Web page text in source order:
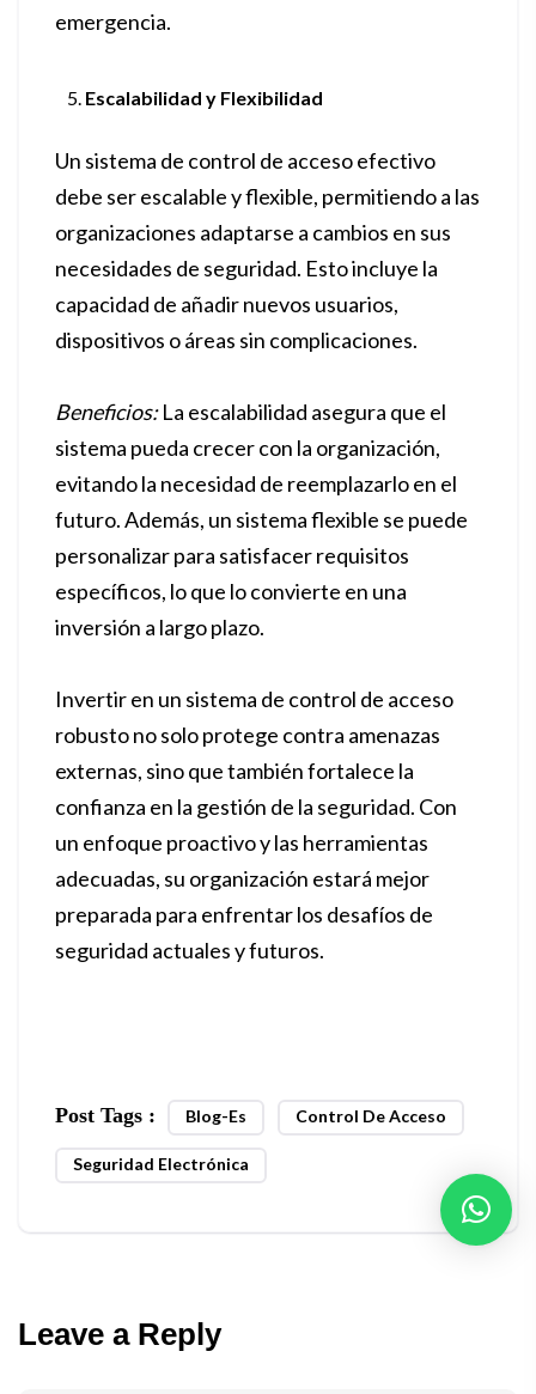
emergencia.
Escalabilidad y Flexibilidad
Un sistema de control de acceso efectivo
debe ser escalable y flexible, permitiendo a las
organizaciones adaptarse a cambios en sus
necesidades de seguridad. Esto incluye la
capacidad de añadir nuevos usuarios,
dispositivos o áreas sin complicaciones.
Beneficios:La escalabilidad asegura que el
sistema pueda crecer con la organización,
evitando la necesidad de reemplazarlo en el
futuro. Además, un sistema flexible se puede
personalizar para satisfacer requisitos
específicos, lo que lo convierte en una
inversión a largo plazo.
Invertir en un sistema de control de acceso
robusto no solo protege contra amenazas
externas, sino que también fortalece la
confianza en la gestión de la seguridad. Con
un enfoque proactivo y las herramientas
adecuadas, su organización estará mejor
preparada para enfrentar los desafíos de
seguridad actuales y futuros.
Post Tags : Blog-Es Control De Acceso
Seguridad Electrónica
Leave a Reply